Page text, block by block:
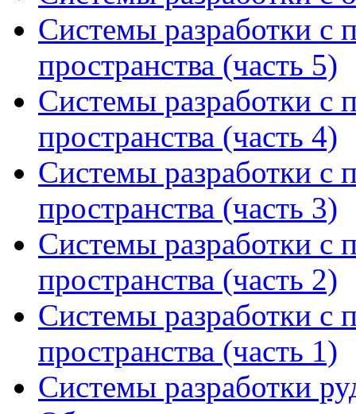
Системы разработки с
пространства (часть 5)
Системы разработки с
пространства (часть 4)
Системы разработки с
пространства (часть 3)
Системы разработки с
пространства (часть 2)
Системы разработки с
пространства (часть 1)
Системы разработки